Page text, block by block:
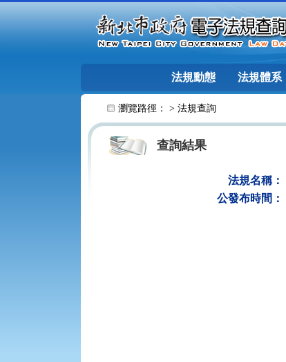
法規動態 法規體系
瀏覽路徑： > 法規查詢
查詢結果
法規名稱：
公發布時間：